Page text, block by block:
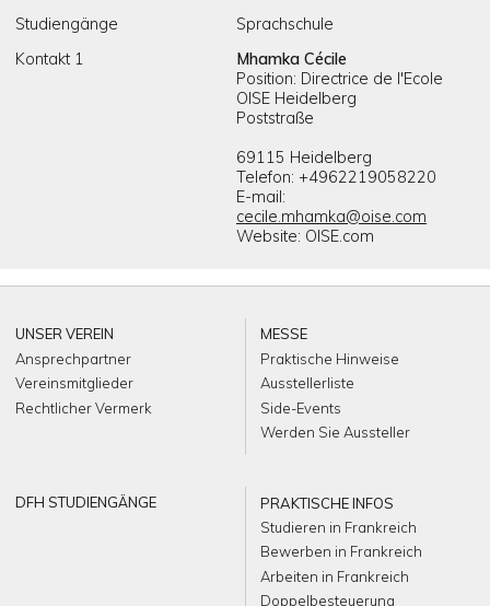
Studiengänge
Sprachschule
Kontakt 1
Mhamka Cécile
Position: Directrice de l'Ecole
OISE Heidelberg
Poststraße
69115 Heidelberg
Telefon: +4962219058220
E-mail:
cecile.mhamka@oise.com
Website: OISE.com
UNSER VEREIN
Ansprechpartner
Vereinsmitglieder
Rechtlicher Vermerk
MESSE
Praktische Hinweise
Ausstellerliste
Side-Events
Werden Sie Aussteller
DFH STUDIENGÄNGE
PRAKTISCHE INFOS
Studieren in Frankreich
Bewerben in Frankreich
Arbeiten in Frankreich
Doppelbesteuerung